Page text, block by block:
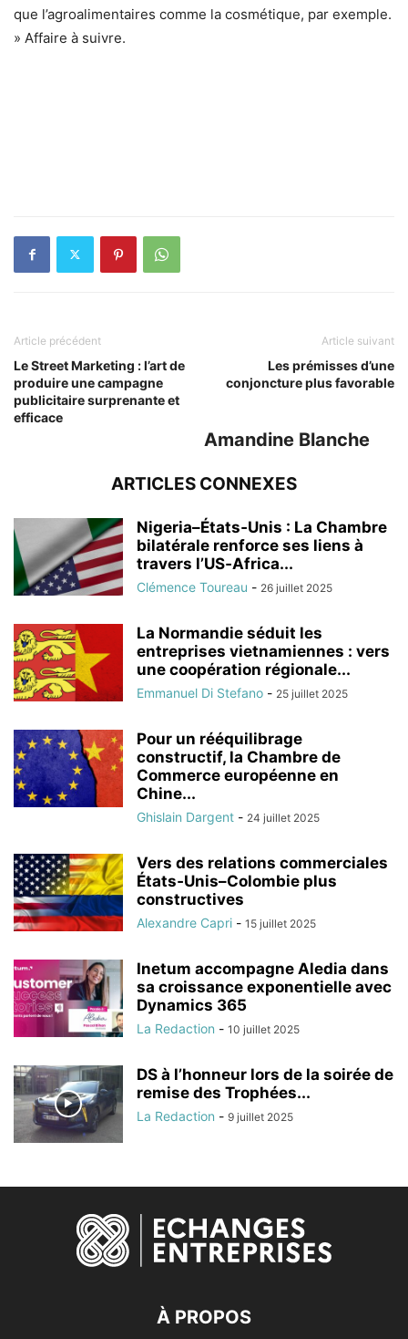
que l’agroalimentaires comme la cosmétique, par exemple.
» Affaire à suivre.
Article précédent
Le Street Marketing : l’art de
produire une campagne
publicitaire surprenante et
efficace
Article suivant
Les prémisses d’une
conjoncture plus favorable
Amandine Blanche
ARTICLES CONNEXES
Nigeria–États‑Unis : La Chambre
bilatérale renforce ses liens à
travers l’US‑Africa...
Clémence Toureau - 26 juillet 2025
La Normandie séduit les
entreprises vietnamiennes : vers
une coopération régionale...
Emmanuel Di Stefano - 25 juillet 2025
Pour un rééquilibrage
constructif, la Chambre de
Commerce européenne en
Chine...
Ghislain Dargent - 24 juillet 2025
Vers des relations commerciales
États‑Unis–Colombie plus
constructives
Alexandre Capri - 15 juillet 2025
Inetum accompagne Aledia dans
sa croissance exponentielle avec
Dynamics 365
La Redaction - 10 juillet 2025
DS à l’honneur lors de la soirée de
remise des Trophées...
La Redaction - 9 juillet 2025
À PROPOS